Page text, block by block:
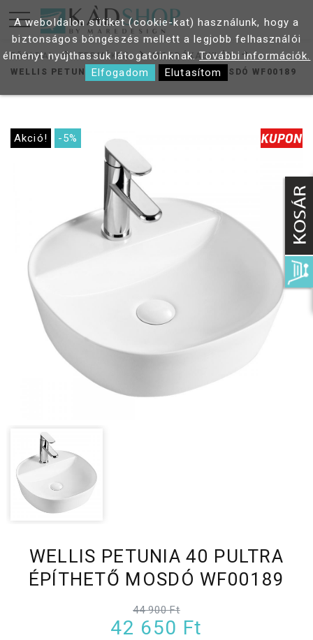
FŐOLDAL TERMÉKEK
MOSDÓKAGYLÓK
WELLIS PETUNIA 40 PULTRA ÉPÍTHETŐ MOSDÓ WF00189
Akció! -5%
WELLIS PETUNIA 40 PULTRA
ÉPÍTHETŐ MOSDÓ WF00189
44 900 Ft
42 650 Ft
A weboldalon sütiket (cookie-kat) használunk, hogy a
biztonságos böngészés mellett a legjobb felhasználói
élményt nyújthassuk látogatóinknak.További információk.
Elfogadom
Elutasítom